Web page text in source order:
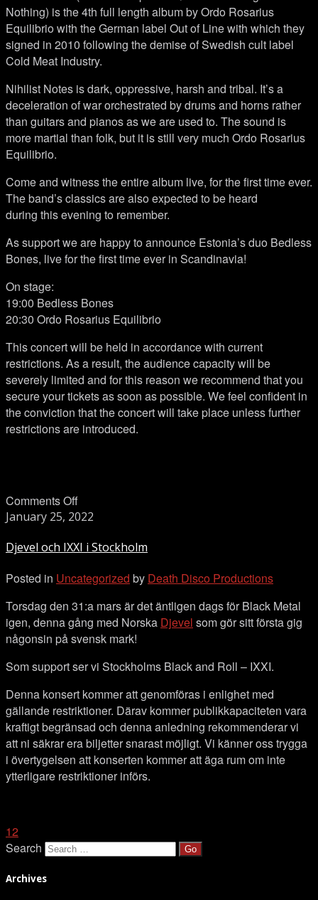
Nothing) is the 4th full length album by Ordo Rosarius
Equilibrio with the German label Out of Line with which they
signed in 2010 following the demise of Swedish cult label
Cold Meat Industry.
Nihilist Notes is dark, oppressive, harsh and tribal. It’s a
deceleration of war orchestrated by drums and horns rather
than guitars and pianos as we are used to. The sound is
more martial than folk, but it is still very much Ordo Rosarius
Equilibrio.
Come and witness the entire album live, for the first time ever.
The band’s classics are also expected to be heard
during this evening to remember.
As support we are happy to announce Estonia’s duo Bedless
Bones, live for the first time ever in Scandinavia!
On stage:
19:00 Bedless Bones
20:30 Ordo Rosarius Equilibrio
This concert will be held in accordance with current
restrictions. As a result, the audience capacity will be
severely limited and for this reason we recommend that you
secure your tickets as soon as possible. We feel confident in
the conviction that the concert will take place unless further
restrictions are introduced.
Comments Offon
Djevel
IXXI
Stockholm
January 25, 2022
Djevel och IXXI i Stockholm
Posted in Uncategorized by Death Disco Productions
Torsdag den 31:a mars är det äntligen dags för Black Metal
igen, denna gång med Norska Djevel som gör sitt första gig
någonsin på svensk mark!
Som support ser vi Stockholms Black and Roll – IXXI.
Denna konsert kommer att genomföras i enlighet med
gällande restriktioner. Därav kommer publikkapaciteten vara
kraftigt begränsad och denna anledning rekommenderar vi
att ni säkrar era biljetter snarast möjligt. Vi känner oss trygga
i övertygelsen att konserten kommer att äga rum om inte
ytterligare restriktioner införs.
12
Search
Archives